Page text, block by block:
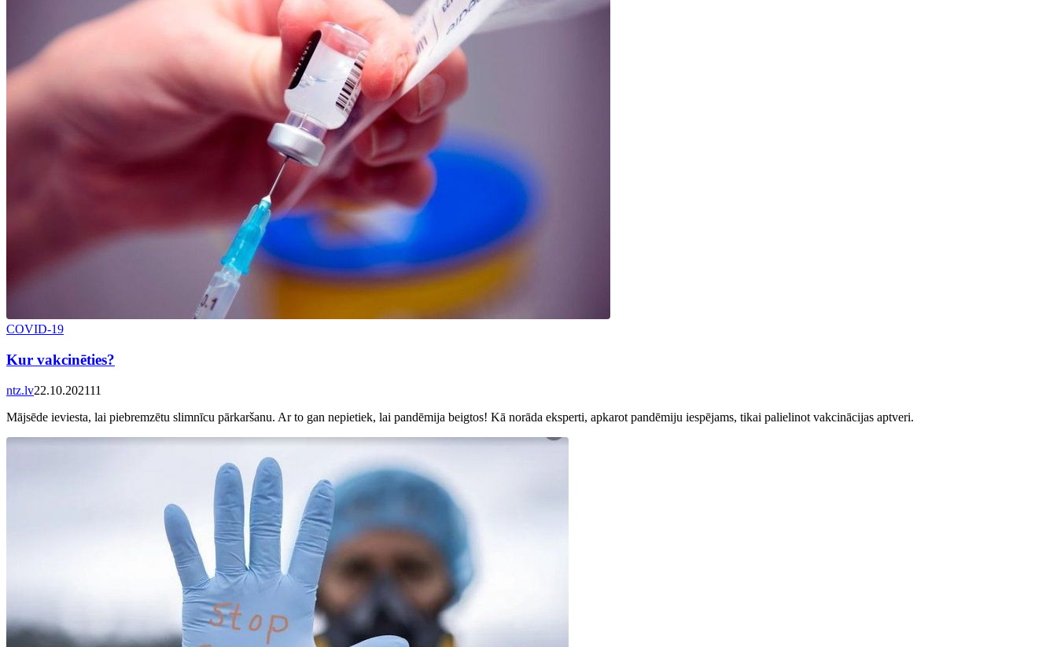
COVID-19
Kur vakcinēties?
ntz.lv22.10.202111
Mājsēde ieviesta, lai piebremzētu slimnīcu pārkaršanu. Ar to gan nepietiek, lai pandēmija beigtos! Kā norāda eksperti, apkarot pandēmiju iespējams, tikai palielinot vakcinācijas aptveri.